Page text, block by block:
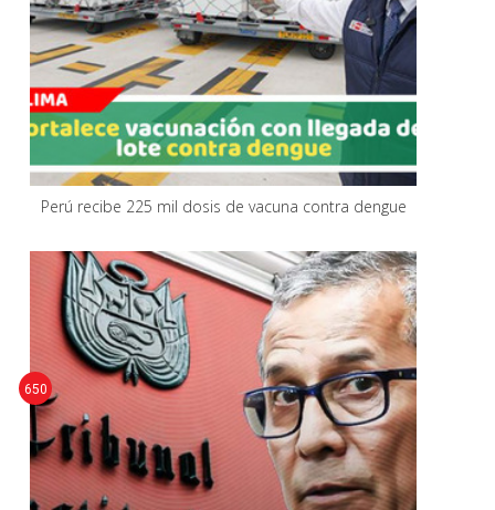
Perú recibe 225 mil dosis de vacuna contra dengue
650